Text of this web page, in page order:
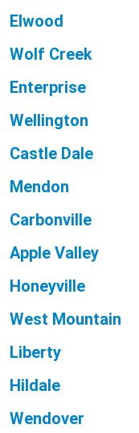
Elwood
Wolf Creek
Enterprise
Wellington
Castle Dale
Mendon
Carbonville
Apple Valley
Honeyville
West Mountain
Liberty
Hildale
Wendover